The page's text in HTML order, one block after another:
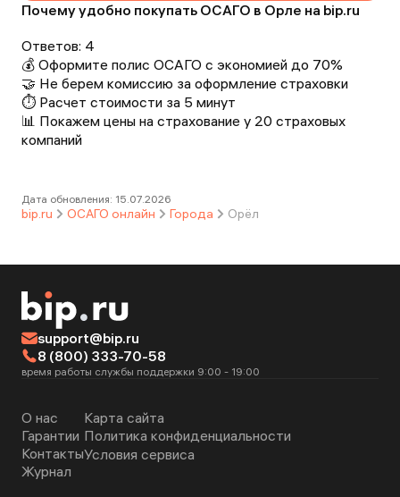
Почему удобно покупать ОСАГО в Орле на bip.ru
Ответов: 4
💰 Оформите полис ОСАГО с экономией до 70%
🤝 Не берем комиссию за оформление страховки
⏱️ Расчет стоимости за 5 минут
📊 Покажем цены на страхование у 20 страховых
компаний
Дата обновления: 15.07.2026
bip.ru ОСАГО онлайн Города Орёл
support@bip.ru
8 (800) 333-70-58
время работы службы поддержки 9:00 - 19:00
О нас
Гарантии
Контакты
Журнал
Карта сайта
Политика конфиденциальности
Условия сервиса